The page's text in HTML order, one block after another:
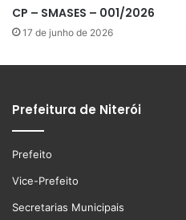
CP – SMASES – 001/2026
17 de junho de 2026
Prefeitura de Niterói
Prefeito
Vice-Prefeito
Secretarias Municipais